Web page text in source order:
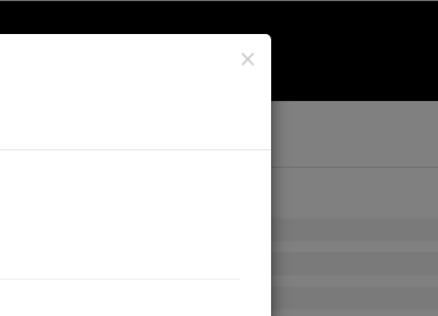
×
ความเป็นตัวเป็นตน
เขาสำคัญนั้น
ได้เพลิดเพลินยิ่งนักในภพนั้น